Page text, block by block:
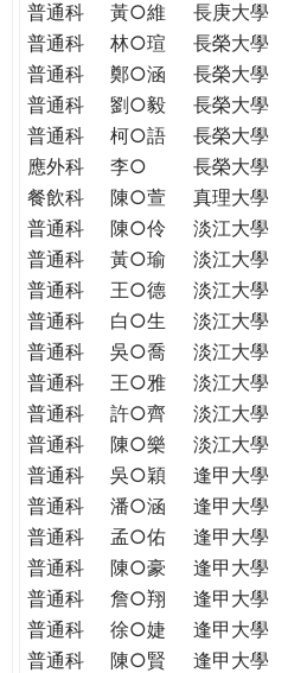
普通科 黃○維 長庚大學
普通科
林○瑄 長榮大學
普通科
鄭○涵 長榮大學
普通科
劉○毅 長榮大學
普通科
柯○語 長榮大學
應外科
李○ 長榮大學
餐飲科
陳○萱 真理大學
普通科
陳○伶 淡江大學
普通科
黃○瑜 淡江大學
普通科
王○德 淡江大學
普通科
白○生 淡江大學
普通科
吳○喬 淡江大學
普通科
王○雅 淡江大學
普通科
許○齊 淡江大學
普通科
陳○樂 淡江大學
普通科
吳○穎 逢甲大學
普通科
潘○涵 逢甲大學
普通科
孟○佑 逢甲大學
普通科
陳○豪 逢甲大學
普通科
詹○翔 逢甲大學
普通科
徐○婕 逢甲大學
普通科
陳○賢 逢甲大學